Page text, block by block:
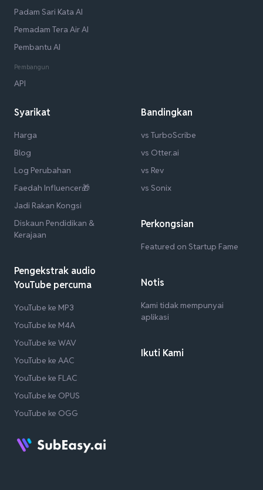
Padam Sari Kata AI
Pemadam Tera Air AI
Pembantu AI
Pembangun
API
Syarikat
Harga
Blog
Log Perubahan
Faedah Influencer🎁
Jadi Rakan Kongsi
Diskaun Pendidikan &
Kerajaan
Pengekstrak audio
YouTube percuma
YouTube ke MP3
YouTube ke M4A
YouTube ke WAV
YouTube ke AAC
YouTube ke FLAC
YouTube ke OPUS
YouTube ke OGG
Bandingkan
vs TurboScribe
vs Otter.ai
vs Rev
vs Sonix
Perkongsian
Featured on Startup Fame
Notis
Kami tidak mempunyai
aplikasi
Ikuti Kami